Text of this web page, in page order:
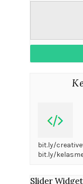
bit.ly/
bit.ly/
Slider Widget